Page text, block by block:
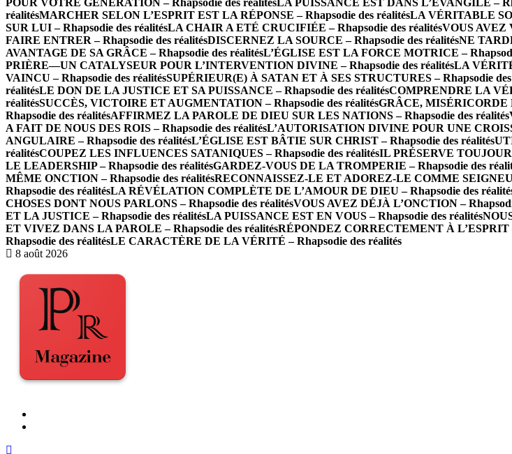
POUR VOTRE GÉNÉRATION – Rhapsodie des réalitésLA PUISSANCE EST DANS L’ÉVANGILE –
réalitésMARCHER SELON L’ESPRIT EST LA RÉPONSE – Rhapsodie des réalitésLA VÉRITABLE
SUR LUI – Rhapsodie des réalitésLA CHAIR A ETÉ CRUCIFIÉE – Rhapsodie des réalitésVOUS AVEZ
FAIRE ENTRER – Rhapsodie des réalitésDISCERNEZ LA SOURCE – Rhapsodie des réalitésNE
AVANTAGE DE SA GRÂCE – Rhapsodie des réalitésL’ÉGLISE EST LA FORCE MOTRICE –
PRIÈRE—UN CATALYSEUR POUR L’INTERVENTION DIVINE – Rhapsodie des réalitésLA
VAINCU – Rhapsodie des réalitésSUPÉRIEUR(E) À SATAN ET À SES STRUCTURES – Rhapsodie des
réalitésLE DON DE LA JUSTICE ET SA PUISSANCE – Rhapsodie des réalitésCOMPRENDRE LA
réalitésSUCCÈS, VICTOIRE ET AUGMENTATION – Rhapsodie des réalitésGRÂCE, MISÉRICORDE
Rhapsodie des réalitésAFFIRMEZ LA PAROLE DE DIEU SUR LES NATIONS – Rhapsodie des réalités
A FAIT DE NOUS DES ROIS – Rhapsodie des réalitésL’AUTORISATION DIVINE POUR UNE
ANGULAIRE – Rhapsodie des réalitésL’ÉGLISE EST BÂTIE SUR CHRIST – Rhapsodie des réalités
réalitésCOUPEZ LES INFLUENCES SATANIQUES – Rhapsodie des réalitésIL PRÉSERVE
LE LEADERSHIP – Rhapsodie des réalitésGARDEZ-VOUS DE LA TROMPERIE – Rhapsodie des
MÊME ONCTION – Rhapsodie des réalitésRECONNAISSEZ-LE ET ADOREZ-LE COMME
Rhapsodie des réalitésLA RÉVÉLATION COMPLÈTE DE L’AMOUR DE DIEU – Rhapsodie des
CHOSES DONT NOUS PARLONS – Rhapsodie des réalitésVOUS AVEZ DÉJÀ L’ONCTION –
ET LA JUSTICE – Rhapsodie des réalitésLA PUISSANCE EST EN VOUS – Rhapsodie des réalités
ET VIVEZ DANS LA PAROLE – Rhapsodie des réalitésRÉPONDEZ CORRECTEMENT À L’ESPRIT
Rhapsodie des réalitésLE CARACTÈRE DE LA VÉRITÉ – Rhapsodie des réalités
8 août 2026